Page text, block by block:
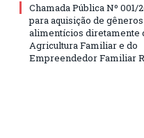
Chamada Pública Nº 001/
para aquisição de gêneros
alimentícios diretamente
Agricultura Familiar e do
Empreendedor Familiar